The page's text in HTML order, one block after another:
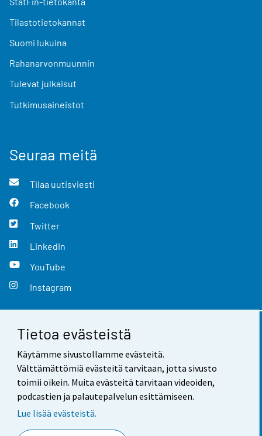
Tietoa evästeistä
Käytämme sivustollamme evästeitä.
Välttämättömiä evästeitä tarvitaan, jotta sivusto
toimii oikein. Muita evästeitä tarvitaan videoiden,
podcastien ja palautepalvelun esittämiseen.
Lue lisää evästeistä.
Tilastotietokannat
Suomi lukuina
Rahanarvonmuunnin
Tulevat julkaisut
Tutkimusaineistot
Seuraa meitä
Tilaa uutisviesti
Facebook
Twitter
LinkedIn
YouTube
Instagram
Yhteystiedot
Palaute
Käyttöehdot
Saavutettavuus